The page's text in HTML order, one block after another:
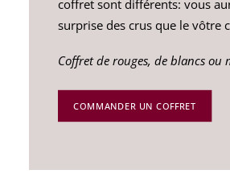
coffret sont différents: vous
surprise des crus que le vôtre
Coffret de rouges, de blancs ou
COMMANDER UN COFFRET